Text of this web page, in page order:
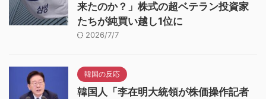
来たのか？」株式の超ベテラン投資家
たちが純買い越し1位に
2026/7/7
韓国の反応
韓国人「李在明大統領が株価操作記者